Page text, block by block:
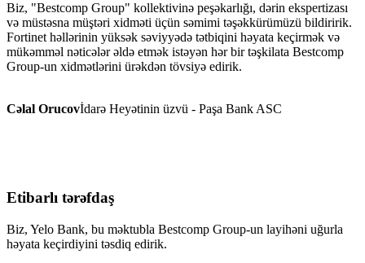
Biz, "Bestcomp Group" kollektivinə peşəkarlığı, dərin ekspertizası
və müstəsna müştəri xidməti üçün səmimi təşəkkürümüzü bildiririk.
Fortinet həllərinin yüksək səviyyədə tətbiqini həyata keçirmək və
mükəmməl nəticələr əldə etmək istəyən hər bir təşkilata Bestcomp
Group-un xidmətlərini ürəkdən tövsiyə edirik.
Cəlal Orucovİdarə Heyətinin üzvü - Paşa Bank ASC
Etibarlı tərəfdaş
Biz, Yelo Bank, bu məktubla Bestcomp Group-un layihəni uğurla
həyata keçirdiyini təsdiq edirik.